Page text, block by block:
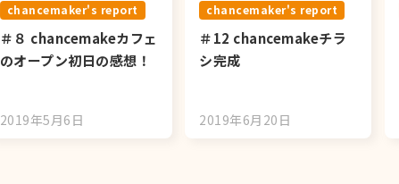
chancemaker's report
＃８ chancemakeカフェ
のオープン初日の感想！
2019年5月6日
chancemaker's report
＃12 chancemakeチラ
シ完成
2019年6月20日